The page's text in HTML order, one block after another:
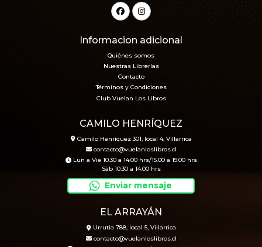
Informacion adicional
Quiénes somos
Nuestras Librerías
Contacto
Términos y Condiciones
Club Vuelan Los Libros
CAMILO HENRÍQUEZ
Camilo Henríquez 301, local 4, Villarrica
contacto@vuelanloslibros.cl
Lun a Vie 10.30 a 14.00 hrs/15.00 a 19.00 hrs
Sáb 10.30 a 14.00 hrs
Enviar mensaje
EL ARRAYÁN
Urrutia 788, local 5, Villarrica
contacto@vuelanloslibros.cl